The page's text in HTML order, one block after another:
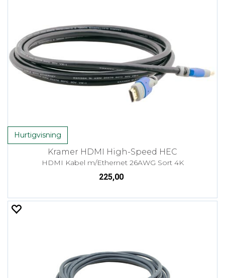
Hurtigvisning
Kramer HDMI High-Speed HEC
HDMI Kabel m/Ethernet 26AWG Sort 4K
225,00